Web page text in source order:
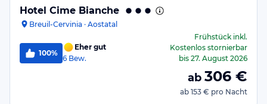
Hotel Cime Bianche
Breuil-Cervinia · Aostatal
100%
Eher gut
6 Bew.
Frühstückinkl.
Kostenlos stornierbar
bis 27. August 2026
ab 306 €
ab 153 € pro Nacht